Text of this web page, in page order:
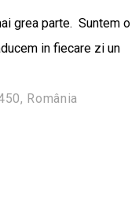
grea parte. Suntem o
in fiecare zi un
România